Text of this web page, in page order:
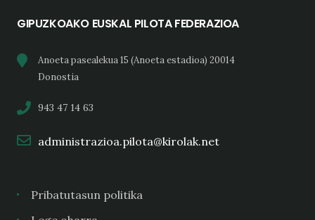
GIPUZKOAKO EUSKAL PILOTA FEDERAZIOA
Anoeta pasealekua 15 (Anoeta estadioa) 20014
Donostia
943 47 14 63
administrazioa.pilota@kirolak.net
Pribatutasun politika